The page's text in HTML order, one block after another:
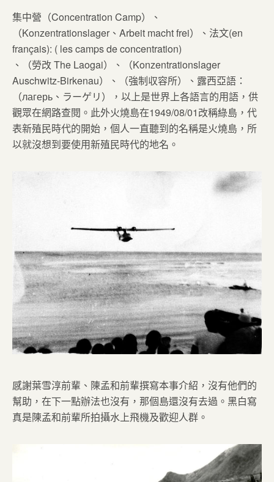
集中營（Concentration Camp）、
（Konzentrationslager、Arbeit macht frei）、法文(en
français): ( les camps de concentration)
、（勞改 The Laogai）、（Konzentrationslager
Auschwitz-Birkenau）、（強制収容所）、露西亞語：
（лагерь、ラーゲリ），以上是世界上各語言的用語，供
觀眾在網路查閱。此外火燒島在1949/08/01改稱綠島，代
表新殖民時代的開始，個人一直聽到的名稱是火燒島，所
以就沒想到要使用新殖民時代的地名。
感謝葉雪淳前輩、陳孟和前輩撰寫本事介紹，沒有他們的
幫助，在下一點辦法也沒有，那個島還沒有去過。黑白寫
真是陳孟和前輩所拍攝水上飛機及歡迎人群。